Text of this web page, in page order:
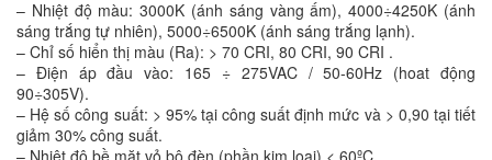
– Nhiệt độ màu: 3000K (ánh sáng vàng ấm), 4000÷4250K (ánh
sáng trắng tự nhiên), 5000÷6500K (ánh sáng trắng lạnh).
– Chỉ số hiển thị màu (Ra): > 70 CRI, 80 CRI, 90 CRI .
– Điện áp đầu vào: 165 ÷ 275VAC / 50-60Hz (hoat động
90÷305V).
– Hệ số công suất: > 95% tại công suất định mức và > 0,90 tại tiết
giảm 30% công suất.
– Nhiệt độ bề mặt vỏ bộ đèn (phần kim loại) < 60ºC.